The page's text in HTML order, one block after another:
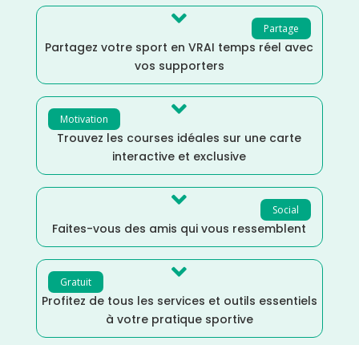
Partage

Partagez votre sport en VRAI temps réel avec
vos supporters
Motivation 
Trouvez les courses idéales sur une carte
interactive et exclusive
Social

Faites-vous des amis qui vous ressemblent
Gratuit 
Profitez de tous les services et outils essentiels
à votre pratique sportive